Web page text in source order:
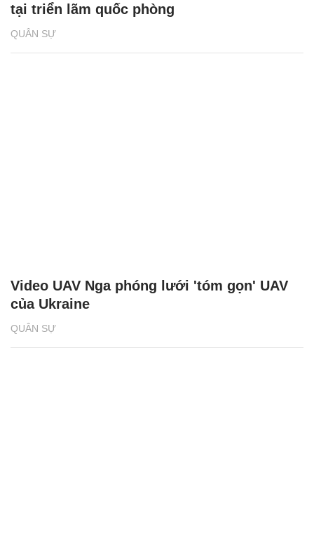
QUÂN SỰ
tại triển lãm quốc phòng
QUÂN SỰ
Video UAV Nga phóng lưới 'tóm gọn' UAV
của Ukraine